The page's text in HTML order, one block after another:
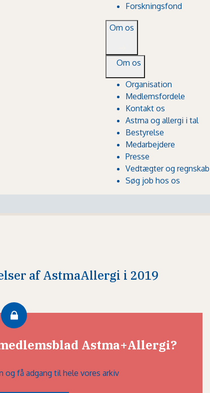
Forskningsfond
Om os
Om os
Organisation
Medlemsfordele
Kontakt os
Astma og allergi i tal
Bestyrelse
Medarbejdere
Presse
Vedtægter og regnskab
Søg job hos os
af AstmaAllergi i 2019
Astma+Allergi?
og få adgang til hele vores arkiv